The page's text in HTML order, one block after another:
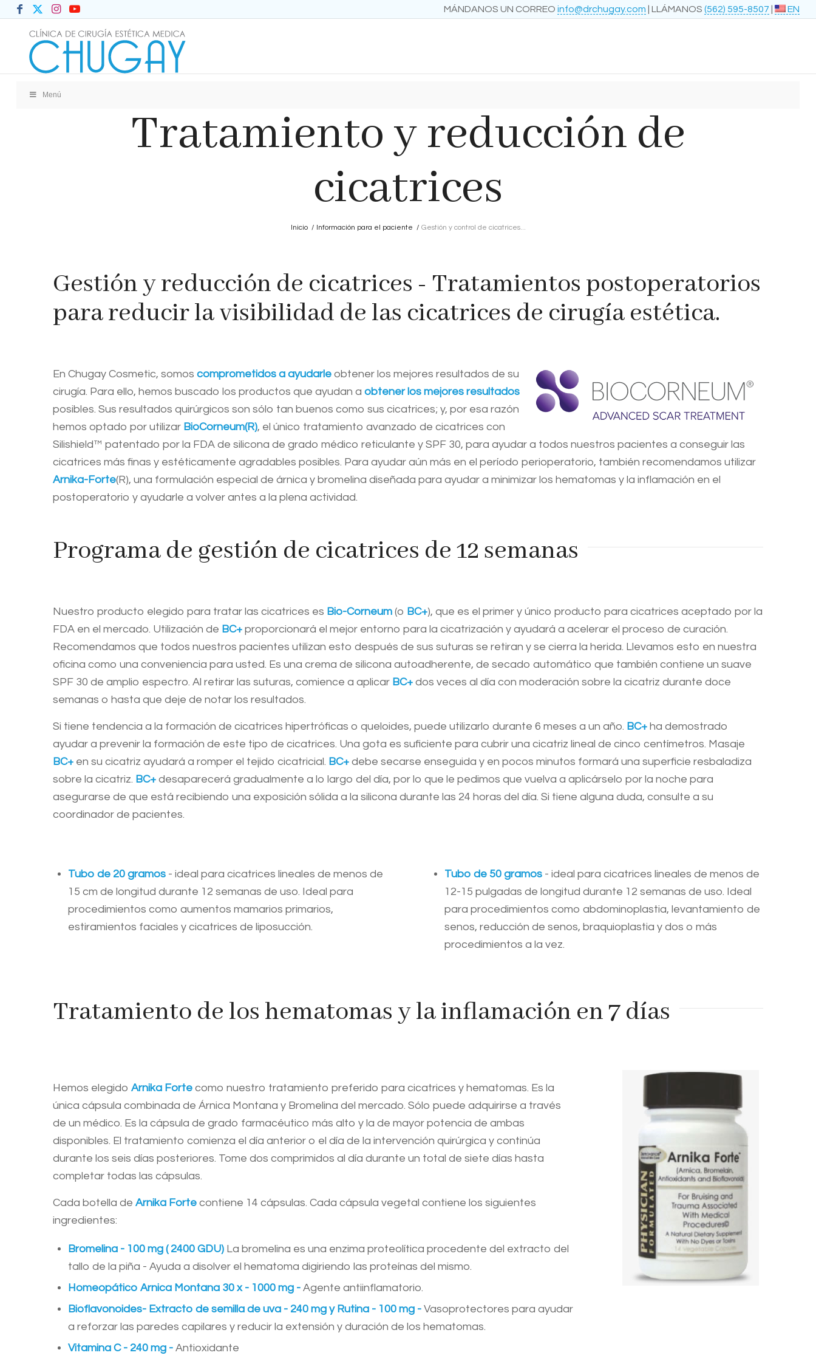
MÁNDANOS UN CORREOinfo@drchugay.com | LLÁMANOS(562) 595-8507 | EN
Menú
Tratamiento y reducción de
cicatrices
Inicio / Información para el paciente / Gestión y control de cicatrices...
Gestión y reducción de cicatrices - Tratamientos postoperatorios
para reducir la visibilidad de las cicatrices de cirugía estética.
En Chugay Cosmetic, somos comprometidos a ayudarle obtener los mejores resultados de su
cirugía. Para ello, hemos buscado los productos que ayudan a obtener los mejores resultados
posibles. Sus resultados quirúrgicos son sólo tan buenos como sus cicatrices; y, por esa razón
hemos optado por utilizar BioCorneum(R), el único tratamiento avanzado de cicatrices con
Silishield™ patentado por la FDA de silicona de grado médico reticulante y SPF 30, para ayudar a todos nuestros pacientes a conseguir las
cicatrices más finas y estéticamente agradables posibles. Para ayudar aún más en el período perioperatorio, también recomendamos utilizar
Arnika-Forte(R), una formulación especial de árnica y bromelina diseñada para ayudar a minimizar los hematomas y la inflamación en el
postoperatorio y ayudarle a volver antes a la plena actividad.
Programa de gestión de cicatrices de 12 semanas
Nuestro producto elegido para tratar las cicatrices es Bio-Corneum (o BC+), que es el primer y único producto para cicatrices aceptado por la
FDA en el mercado. Utilización de BC+ proporcionará el mejor entorno para la cicatrización y ayudará a acelerar el proceso de curación.
Recomendamos que todos nuestros pacientes utilizan esto después de sus suturas se retiran y se cierra la herida. Llevamos esto en nuestra
oficina como una conveniencia para usted. Es una crema de silicona autoadherente, de secado automático que también contiene un suave
SPF 30 de amplio espectro. Al retirar las suturas, comience a aplicar BC+ dos veces al día con moderación sobre la cicatriz durante doce
semanas o hasta que deje de notar los resultados.
Si tiene tendencia a la formación de cicatrices hipertróficas o queloides, puede utilizarlo durante 6 meses a un año. BC+ ha demostrado
ayudar a prevenir la formación de este tipo de cicatrices. Una gota es suficiente para cubrir una cicatriz lineal de cinco centímetros. Masaje
BC+ en su cicatriz ayudará a romper el tejido cicatricial. BC+ debe secarse enseguida y en pocos minutos formará una superficie resbaladiza
sobre la cicatriz. BC+ desaparecerá gradualmente a lo largo del día, por lo que le pedimos que vuelva a aplicárselo por la noche para
asegurarse de que está recibiendo una exposición sólida a la silicona durante las 24 horas del día. Si tiene alguna duda, consulte a su
coordinador de pacientes.
Tubo de 20 gramos - ideal para cicatrices lineales de menos de
15 cm de longitud durante 12 semanas de uso. Ideal para
procedimientos como aumentos mamarios primarios,
estiramientos faciales y cicatrices de liposucción.
Tubo de 50 gramos - ideal para cicatrices lineales de menos de
12-15 pulgadas de longitud durante 12 semanas de uso. Ideal
para procedimientos como abdominoplastia, levantamiento de
senos, reducción de senos, braquioplastia y dos o más
procedimientos a la vez.
Tratamiento de los hematomas y la inflamación en 7 días
Hemos elegido Arnika Forte como nuestro tratamiento preferido para cicatrices y hematomas. Es la
única cápsula combinada de Árnica Montana y Bromelina del mercado. Sólo puede adquirirse a través
de un médico. Es la cápsula de grado farmacéutico más alto y la de mayor potencia de ambas
disponibles. El tratamiento comienza el día anterior o el día de la intervención quirúrgica y continúa
durante los seis días posteriores. Tome dos comprimidos al día durante un total de siete días hasta
completar todas las cápsulas.
Cada botella de Arnika Forte contiene 14 cápsulas. Cada cápsula vegetal contiene los siguientes
ingredientes:
Bromelina - 100 mg ( 2400 GDU) La bromelina es una enzima proteolítica procedente del extracto del
tallo de la piña - Ayuda a disolver el hematoma digiriendo las proteínas del mismo.
Homeopático Arnica Montana 30 x - 1000 mg - Agente antiinflamatorio.
Bioflavonoides- Extracto de semilla de uva - 240 mg y Rutina - 100 mg - Vasoprotectores para ayudar
a reforzar las paredes capilares y reducir la extensión y duración de los hematomas.
Vitamina C - 240 mg - Antioxidante